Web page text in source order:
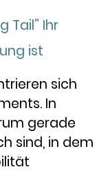
Tail” Ihr
ist
sich
In
gerade
sind, in dem